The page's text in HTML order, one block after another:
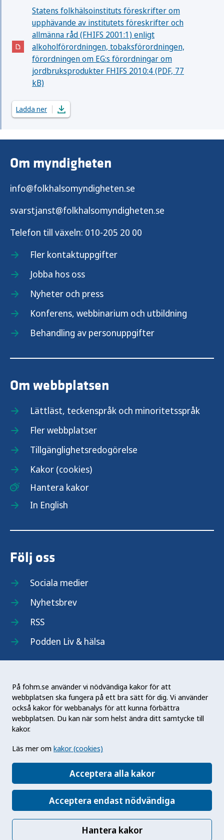
På fohm.se använder vi nödvändiga kakor för att
webbplatsen ska fungera på ett bra sätt för dig. Vi använder
också kakor för webbanalys för att kunna förbättra
webbplatsen. Du kan när som helst ändra ditt samtycke till
kakor.
Läs mer om kakor (cookies)
Acceptera alla kakor
Acceptera endast nödvändiga
Hantera kakor
Statens folkhälsoinstituts föreskrifter om
upphävande av institutets föreskrifter och
allmänna råd (FHIFS 2001:1) enligt
alkoholförordningen, tobaksförordningen,
förordningen om EG:s förordningar om
jordbruksprodukter FHIFS 2010:4 (PDF, 77
kB)
(Öppnas i nytt fönster)
Ladda ner
Om myndigheten
info@folkhalsomyndigheten.se
svarstjanst@folkhalsomyndigheten.se
Telefon till växeln: 010-205 20 00
Fler kontaktuppgifter
Jobba hos oss
Nyheter och press
Konferens, webbinarium och utbildning
Behandling av personuppgifter
Om webbplatsen
Lättläst, teckenspråk och minoritetsspråk
Fler webbplatser
Tillgänglighetsredogörelse
Kakor (cookies)
Hantera kakor
In English
Följ oss
Sociala medier
Nyhetsbrev
RSS
Podden Liv & hälsa
Folkhälsomyndigheten (Fohm) är en nationell
kunskapsmyndighet som arbetar för en bättre
folkhälsa. Det gör myndigheten genom att
främja hälsa, förebygga ohälsa och skydda mot
hälsohot. Vår vision är en folkhälsa som stärker
samhällets utveckling.